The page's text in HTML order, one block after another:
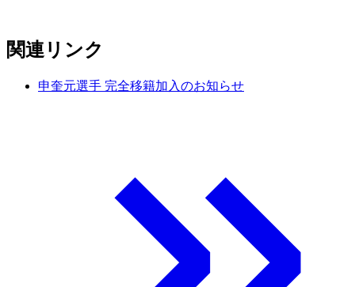
関連リンク
申奎元選手 完全移籍加入のお知らせ